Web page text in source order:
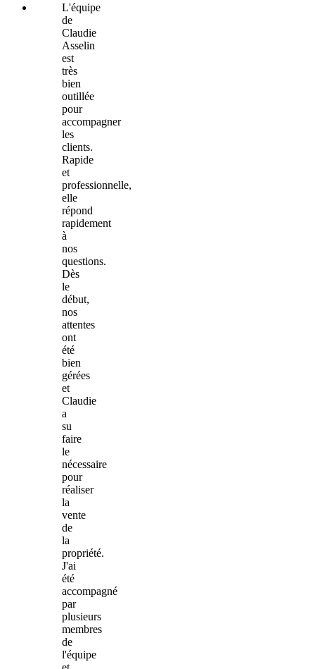
L'équipe
de
Claudie
Asselin
est
très
bien
outillée
pour
accompagner
les
clients.
Rapide
et
professionnelle,
elle
répond
rapidement
à
nos
questions.
Dès
le
début,
nos
attentes
ont
été
bien
gérées
et
Claudie
a
su
faire
le
nécessaire
pour
réaliser
la
vente
de
la
propriété.
J'ai
été
accompagné
par
plusieurs
membres
de
l'équipe